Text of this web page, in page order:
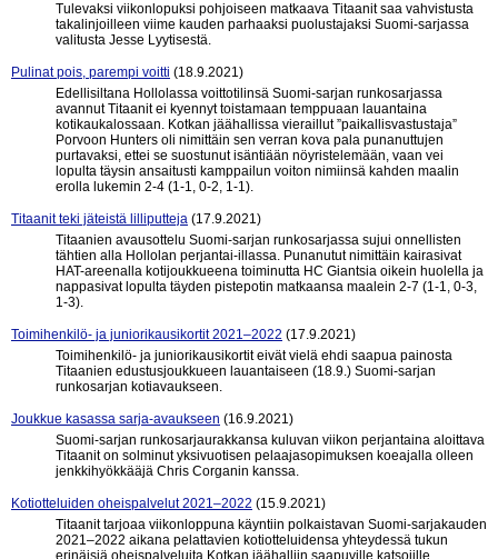
Tulevaksi viikonlopuksi pohjoiseen matkaava Titaanit saa vahvistusta
takalinjoilleen viime kauden parhaaksi puolustajaksi Suomi-sarjassa
valitusta Jesse Lyytisestä.
Pulinat pois, parempi voitti (18.9.2021)
Edellisiltana Hollolassa voittotilinsä Suomi-sarjan runkosarjassa
avannut Titaanit ei kyennyt toistamaan temppuaan lauantaina
kotikaukalossaan. Kotkan jäähallissa vieraillut ”paikallisvastustaja”
Porvoon Hunters oli nimittäin sen verran kova pala punanuttujen
purtavaksi, ettei se suostunut isäntiään nöyristelemään, vaan vei
lopulta täysin ansaitusti kamppailun voiton nimiinsä kahden maalin
erolla lukemin 2-4 (1-1, 0-2, 1-1).
Titaanit teki jäteistä lilliputteja (17.9.2021)
Titaanien avausottelu Suomi-sarjan runkosarjassa sujui onnellisten
tähtien alla Hollolan perjantai-illassa. Punanutut nimittäin kairasivat
HAT-areenalla kotijoukkueena toiminutta HC Giantsia oikein huolella ja
nappasivat lopulta täyden pistepotin matkaansa maalein 2-7 (1-1, 0-3,
1-3).
Toimihenkilö- ja juniorikausikortit 2021–2022 (17.9.2021)
Toimihenkilö- ja juniorikausikortit eivät vielä ehdi saapua painosta
Titaanien edustusjoukkueen lauantaiseen (18.9.) Suomi-sarjan
runkosarjan kotiavaukseen.
Joukkue kasassa sarja-avaukseen (16.9.2021)
Suomi-sarjan runkosarjaurakkansa kuluvan viikon perjantaina aloittava
Titaanit on solminut yksivuotisen pelaajasopimuksen koeajalla olleen
jenkkihyökkääjä Chris Corganin kanssa.
Kotiotteluiden oheispalvelut 2021–2022 (15.9.2021)
Titaanit tarjoaa viikonloppuna käyntiin polkaistavan Suomi-sarjakauden
2021–2022 aikana pelattavien kotiotteluidensa yhteydessä tukun
erinäisiä oheispalveluita Kotkan jäähalliin saapuville katsojille.